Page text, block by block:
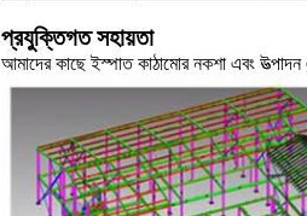
প্রযুক্তিগত সহায়তা
আমাদের কাছে ইস্পাত কাঠামোর নকশা এবং